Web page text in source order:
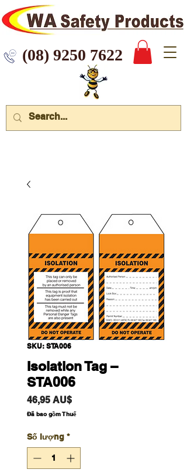
7622
SKU: STA006
Isolation Tag –
STA006
46,95 AU$Giá
Đã bao gồm Thuế
Số lượng *